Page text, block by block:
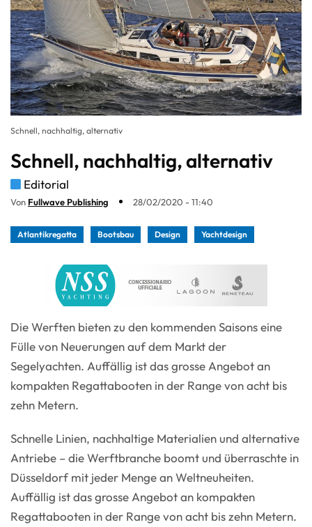
Schnell, nachhaltig, alternativ
Schnell, nachhaltig, alternativ
Editorial
Von Fullwave Publishing 28/02/2020 - 11:40
Atlantikregatta Bootsbau Design Yachtdesign
Die Werften bieten zu den kommenden Saisons eine
Fülle von Neuerungen auf dem Markt der
Segelyachten. Auffällig ist das grosse Angebot an
kompakten Regattabooten in der Range von acht bis
zehn Metern.
Schnelle Linien, nachhaltige Materialien und alternative
Antriebe – die Werftbranche boomt und überraschte in
Düsseldorf mit jeder Menge an Weltneuheiten.
Auffällig ist das grosse Angebot an kompakten
Regattabooten in der Range von acht bis zehn Metern.